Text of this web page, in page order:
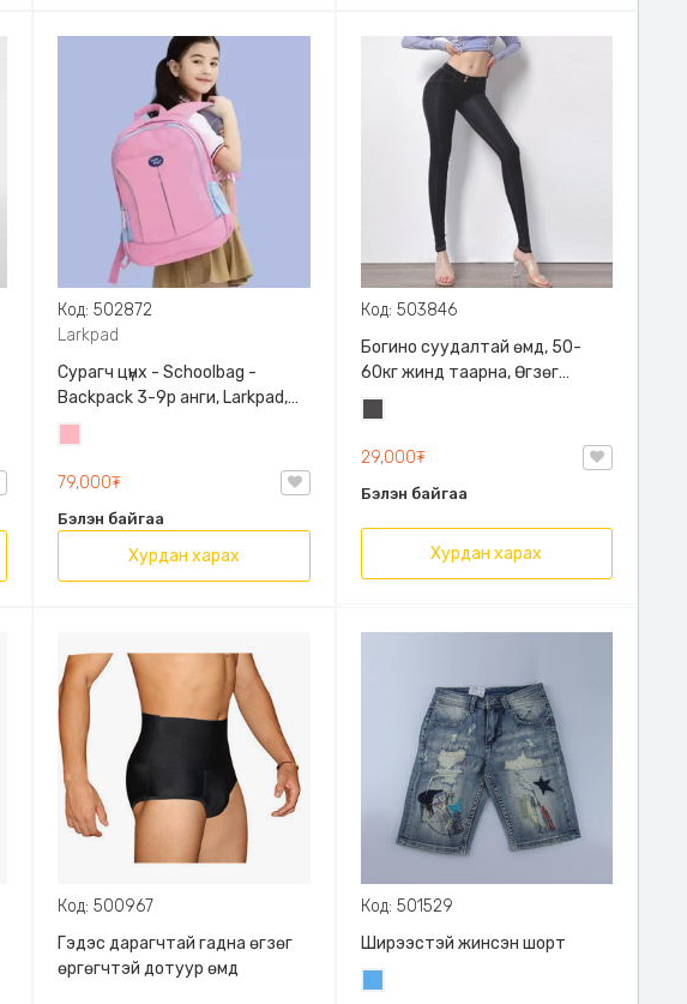
Код: 502872
Larkpad
Сурагч цүнх - Schoolbag -
Backpack 3-9р анги, Larkpad,
9009-10128, Цацруулагчтай,
Олон тасалгаатай
79,000₮
Бэлэн байгаа
Хурдан харах
Код: 503846
Богино суудалтай өмд, 50-
60кг жинд таарна, Өгзөг
өргөгчтэй
29,000₮
Бэлэн байгаа
Хурдан харах
Код: 500967
Гэдэс дарагчтай гадна өгзөг
өргөгчтэй дотуур өмд
Код: 501529
Ширээстэй жинсэн шорт